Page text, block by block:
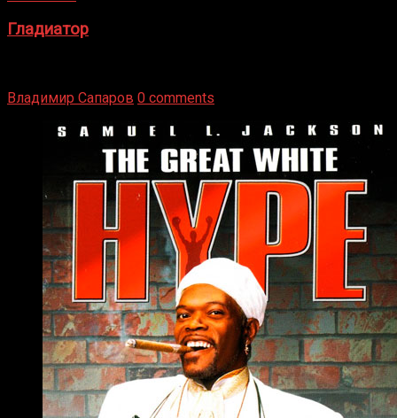
Гладиатор
Владимир Сапаров 0 comments